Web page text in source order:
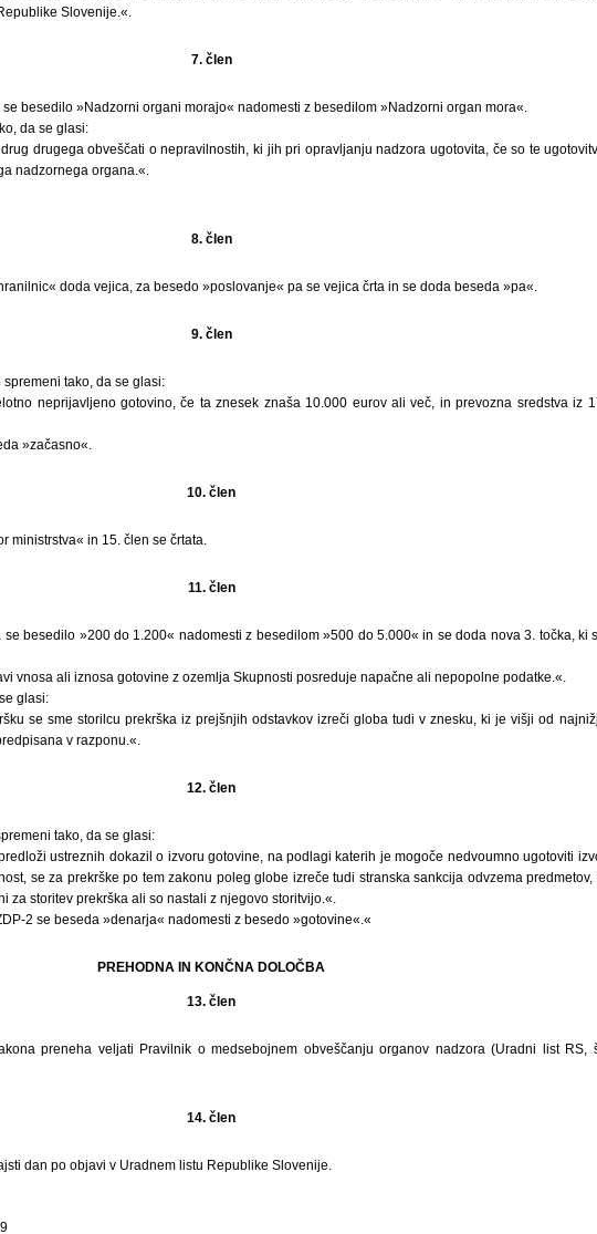
Slovenije.«.
7. člen
besedilo »Nadzorni organi morajo« nadomesti z besedilom »Nadzorni organ mora«.
da se glasi:
drugega obveščati o nepravilnostih, ki jih pri opravljanju nadzora ugotovita, če so te
nadzornega organa.«.
8. člen
doda vejica, za besedo »poslovanje« pa se vejica črta in se doda beseda »pa«.
9. člen
tako, da se glasi:
neprijavljeno gotovino, če ta znesek znaša 10.000 eurov ali več, in prevozna sredstva iz
»začasno«.
10. člen
ministrstva« in 15. člen se črtata.
11. člen
se besedilo »200 do 1.200« nadomesti z besedilom »500 do 5.000« in se doda nova 3. točka, ki
vnosa ali iznosa gotovine z ozemlja Skupnosti posreduje napačne ali nepopolne podatke.«.
glasi:
se sme storilcu prekrška iz prejšnjih odstavkov izreči globa tudi v znesku, ki je višji od
v razponu.«.
12. člen
tako, da se glasi:
ustreznih dokazil o izvoru gotovine, na podlagi katerih je mogoče nedvoumno ugotoviti
se za prekrške po tem zakonu poleg globe izreče tudi stranska sankcija odvzema predmetov,
za storitev prekrška ali so nastali z njegovo storitvijo.«.
2 se beseda »denarja« nadomesti z besedo »gotovine«.«
PREHODNA IN KONČNA DOLOČBA
13. člen
preneha veljati Pravilnik o medsebojnem obveščanju organov nadzora (Uradni list RS,
14. člen
dan po objavi v Uradnem listu Republike Slovenije.